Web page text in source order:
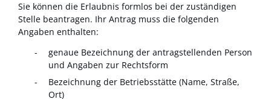
Sie können die Erlaubnis formlos bei der zuständigen
Stelle beantragen. Ihr Antrag muss die folgenden
Angaben enthalten:
genaue Bezeichnung der antragstellenden Person
und Angaben zur Rechtsform
Bezeichnung der Betriebsstätte (Name, Straße,
Ort)